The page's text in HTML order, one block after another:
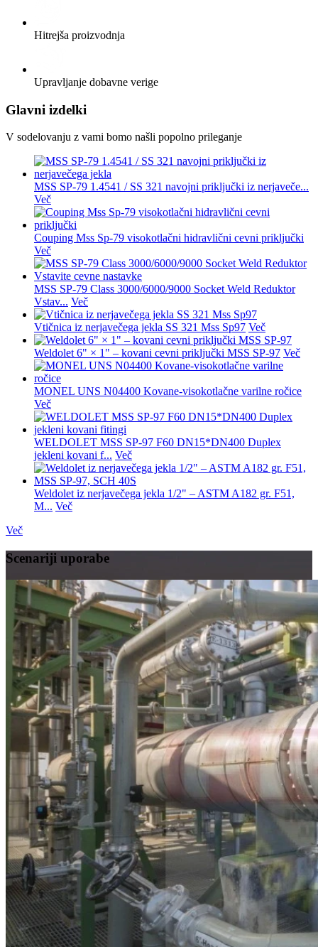
Hitrejša proizvodnja
Upravljanje dobavne verige
Glavni izdelki
V sodelovanju z vami bomo našli popolno prileganje
MSS SP-79 1.4541 / SS 321 navojni priključki iz nerjaveče...
Več
Couping Mss Sp-79 visokotlačni hidravlični cevni priključki
Več
MSS SP-79 Class 3000/6000/9000 Socket Weld Reduktor
Vstav... Več
Vtičnica iz nerjavečega jekla SS 321 Mss Sp97 Več
Weldolet 6" × 1" – kovani cevni priključki MSS SP-97 Več
MONEL UNS N04400 Kovane-visokotlačne varilne ročice
Več
WELDOLET MSS SP-97 F60 DN15*DN400 Duplex
jekleni kovani f... Več
Weldolet iz nerjavečega jekla 1/2" – ASTM A182 gr. F51,
M... Več
Več
Scenariji uporabe